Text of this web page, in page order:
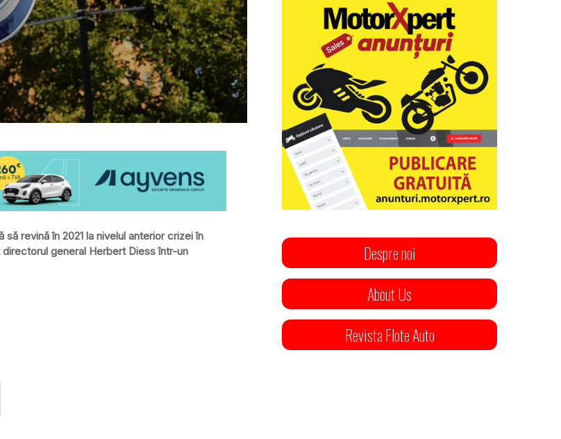
revină în 2021 la nivelul anterior crizei în
general Herbert Diess într-un
Despre noi
About Us
Revista Flote Auto